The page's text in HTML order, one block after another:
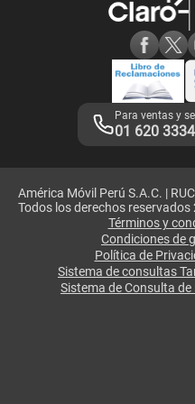
Adquirientes iPhone 6, 6S y SE
Mensaje de Seguridad
Términos y Condiciones de
Libro de Reclamaciones
Legales de marketplace
Para ventas y
01 620 3334
América Móvil Perú S.A.C. |
Todos los derechos reservados
Términos y
Condiciones de
Política de
Sistema de consultas
Sistema de Consulta de